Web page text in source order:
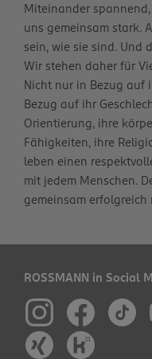
Miteinander
uns gemeinsam stark.
sein, wie sie sind. Und
Wir stehen daher für
Nicht nur in Bezug auf
Bezug auf ihr
Orientierung, ihre
Fähigkeiten, ihre
leben einen
mit jedem Menschen.
gemeinsam erfolgreich
ROSSMANN in Social